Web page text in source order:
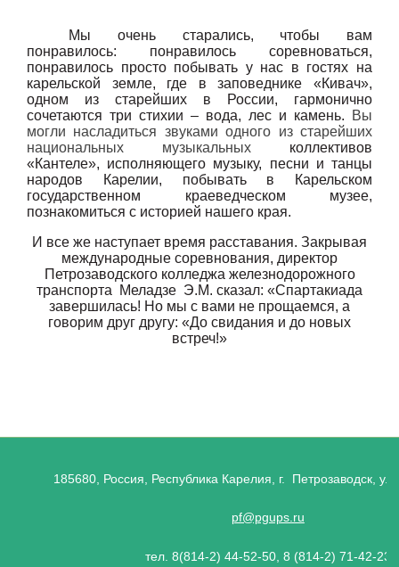
Мы очень старались, чтобы вам
понравилось: понравилось соревноваться,
понравилось просто побывать у нас в гостях на
карельской земле, где в заповеднике «Кивач»,
одном из старейших в России, гармонично
сочетаются три стихии – вода, лес и камень.
Вы
могли насладиться звуками одного из старейших
национальных музыкальных коллективов
«Кантеле», исполняющего музыку, песни и танцы
народов Карелии, побывать в Карельском
государственном краеведческом музее,
познакомиться с историей нашего края.
И все же наступает время расставания. Закрывая
международные соревнования, директор
Петрозаводского колледжа железнодорожного
транспорта Меладзе Э.М. сказал: «Спартакиада
завершилась! Но мы с вами не прощаемся, а
говорим друг другу: «До свидания и до новых
встреч!»
185680, Россия, Республика Карелия, г. Петрозаводск,
pf@pgups.ru
тел. 8(814-2) 44-52-50, 8 (814-2) 71-42-23